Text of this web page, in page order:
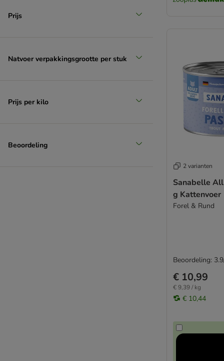
Specific Veterinary Diet
Terra Felis
Ultima
Whiskas
Prijs
Natvoer verpakkingsgrootte per stuk
Prijs per kilo
Beoordeling
2 varianten
Sanabelle
g Kattenvoer
Forel & Rund
€ 10,99
€ 9,39 / kg
€ 10,44
Beoordeling: